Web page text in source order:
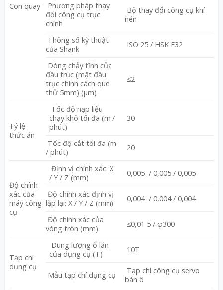
Con quay
Phương pháp thay
đổi công cụ trục
chính
Bộ thay đổi công cụ khí
nén
Thông số kỹ thuật
của Shank
ISO 25 / HSK E32
Dòng chảy tĩnh của
đầu trục (mặt đầu
trục chính cách que
thử 5mm) (μm)
≤2
Tỷ lệ
thức ăn
Tốc độ nạp liệu
chạy khô tối đa (m /
phút)
30
Tốc độ cắt tối đa (m
/ phút)
20
Độ chính
xác của
máy công
cụ
Định vị chính xác: X
/ Y / Z (mm)
0,005 / 0,005 / 0,005
Độ chính xác định vị
lặp lại: X / Y / Z (mm)
0,004 / 0,004 / 0,004
Độ chính xác của
vòng tròn (mm)
≤0,01 5 / φ300
Tạp chí
dụng cụ
Dung lượng ổ lăn
của dụng cụ (T)
10T
Mẫu tạp chí dụng cụ
Tạp chí công cụ servo
bán ô